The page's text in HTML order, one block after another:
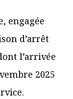
engagée
d’arrêt
l’arrivée
2025